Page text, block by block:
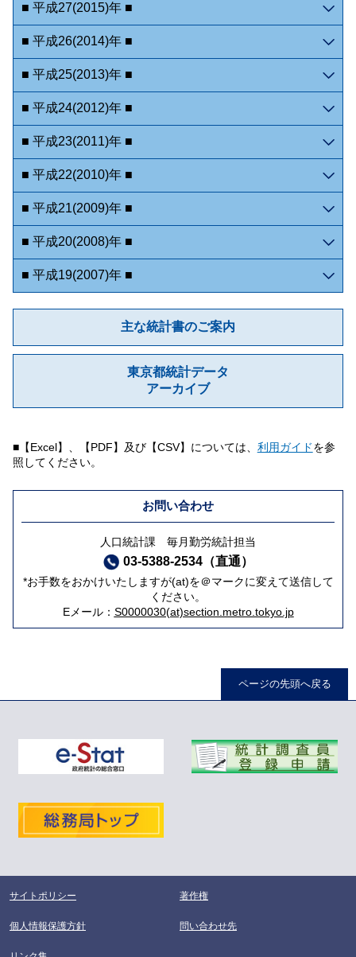
■ 平成27(2015)年 ■
■ 平成26(2014)年 ■
■ 平成25(2013)年 ■
■ 平成24(2012)年 ■
■ 平成23(2011)年 ■
■ 平成22(2010)年 ■
■ 平成21(2009)年 ■
■ 平成20(2008)年 ■
■ 平成19(2007)年 ■
主な統計書のご案内
東京都統計データ
アーカイブ
■【Excel】、【PDF】及び【CSV】については、 利用ガイドを参
照してください。
お問い合わせ
人口統計課 毎月勤労統計担当
03-5388-2534（直通）
*お手数をおかけいたしますが(at)を＠マークに変えて送信して
ください。
Eメール： S0000030(at)section.metro.tokyo.jp
ページの先頭へ戻る
サイトポリシー 著作権
個人情報保護方針 問い合わせ先